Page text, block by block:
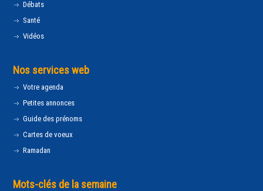
Débats
Santé
Vidéos
Nos services web
Votre agenda
Petites annonces
Guide des prénoms
Cartes de voeux
Ramadan
Mots-clés de la semaine